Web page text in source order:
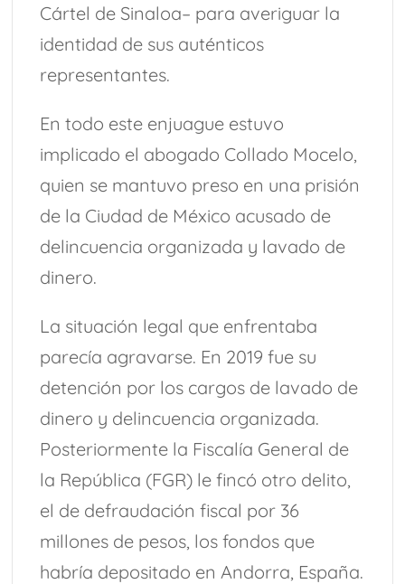
Cártel de Sinaloa– para averiguar la
identidad de sus auténticos
representantes.
En todo este enjuague estuvo
implicado el abogado Collado Mocelo,
quien se mantuvo preso en una prisión
de la Ciudad de México acusado de
delincuencia organizada y lavado de
dinero.
La situación legal que enfrentaba
parecía agravarse. En 2019 fue su
detención por los cargos de lavado de
dinero y delincuencia organizada.
Posteriormente la Fiscalía General de
la República (FGR) le fincó otro delito,
el de defraudación fiscal por 36
millones de pesos, los fondos que
habría depositado en Andorra, España.